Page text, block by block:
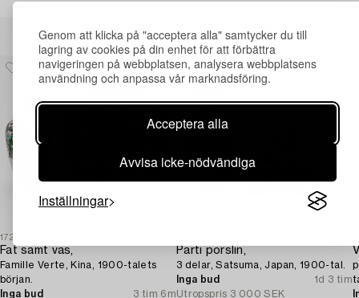
Genom att klicka på "acceptera alla" samtycker du till
lagring av cookies på din enhet för att förbättra
navigeringen på webbplatsen, analysera webbplatsens
användning och anpassa vår marknadsföring.
Acceptera alla
Avvisa icke-nödvändiga
Inställningar
Andra har även tittat på
1729476
Fat samt vas,
Famille Verte, Kina, 1900-talets
början.
Inga bud
3 tim 6m
Parti porslin,
3 delar, Satsuma, Japan, 1900-tal.
Inga bud
1d 3 tim
Utropspris 3 000 SEK